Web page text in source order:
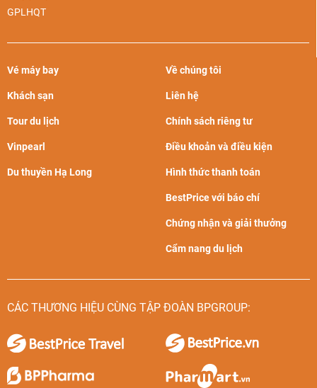
GPLHQT
Vé máy bay
Khách sạn
Tour du lịch
Vinpearl
Du thuyền Hạ Long
Về chúng tôi
Liên hệ
Chính sách riêng tư
Điều khoản và điều kiện
Hình thức thanh toán
BestPrice với báo chí
Chứng nhận và giải thưởng
Cẩm nang du lịch
CÁC THƯƠNG HIỆU CÙNG TẬP ĐOÀN BPGROUP: